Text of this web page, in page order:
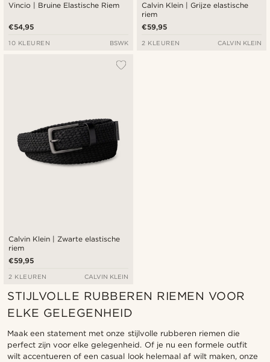
Vincio | Bruine Elastische Riem
€54,95
10 KLEUREN BSWK
Calvin Klein | Grijze elastische
riem
€59,95
2 KLEUREN CALVIN KLEIN
Calvin Klein | Zwarte elastische
riem
€59,95
2 KLEUREN CALVIN KLEIN
STIJLVOLLE RUBBEREN RIEMEN VOOR
ELKE GELEGENHEID
Maak een statement met onze stijlvolle rubberen riemen die
perfect zijn voor elke gelegenheid. Of je nu een formele outfit
wilt accentueren of een casual look helemaal af wilt maken, onze